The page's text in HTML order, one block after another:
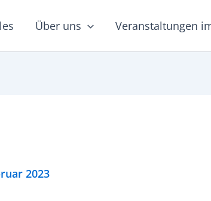
Über uns Veranstaltungen
2023